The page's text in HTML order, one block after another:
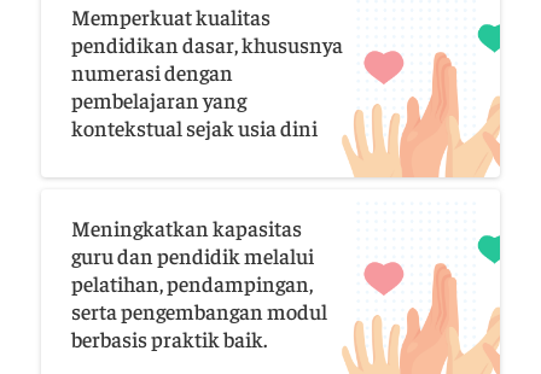
Memperkuat kualitas
pendidikan dasar, khususnya
numerasi dengan
pembelajaran yang
kontekstual sejak usia dini
Meningkatkan kapasitas
guru dan pendidik melalui
pelatihan, pendampingan,
serta pengembangan modul
berbasis praktik baik.